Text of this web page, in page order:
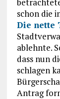
schon die
Die nette
ablehnte.
dass nun
schlagen
Antrag